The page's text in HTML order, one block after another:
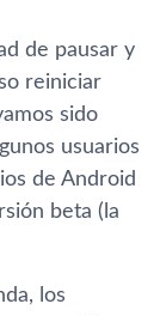
de pausar y
reiniciar
sido
usuarios
de Android
beta (la
los